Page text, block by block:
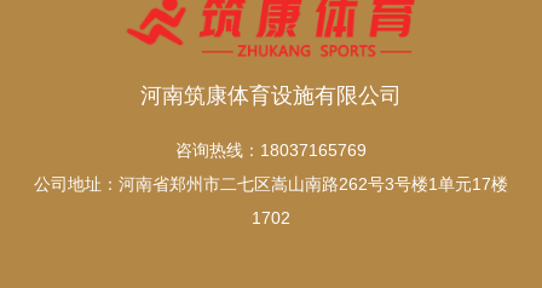
河南筑康体育设施有限公司
咨询热线：18037165769
公司地址：河南省郑州市二七区嵩山南路262号3号楼1单元17楼
1702